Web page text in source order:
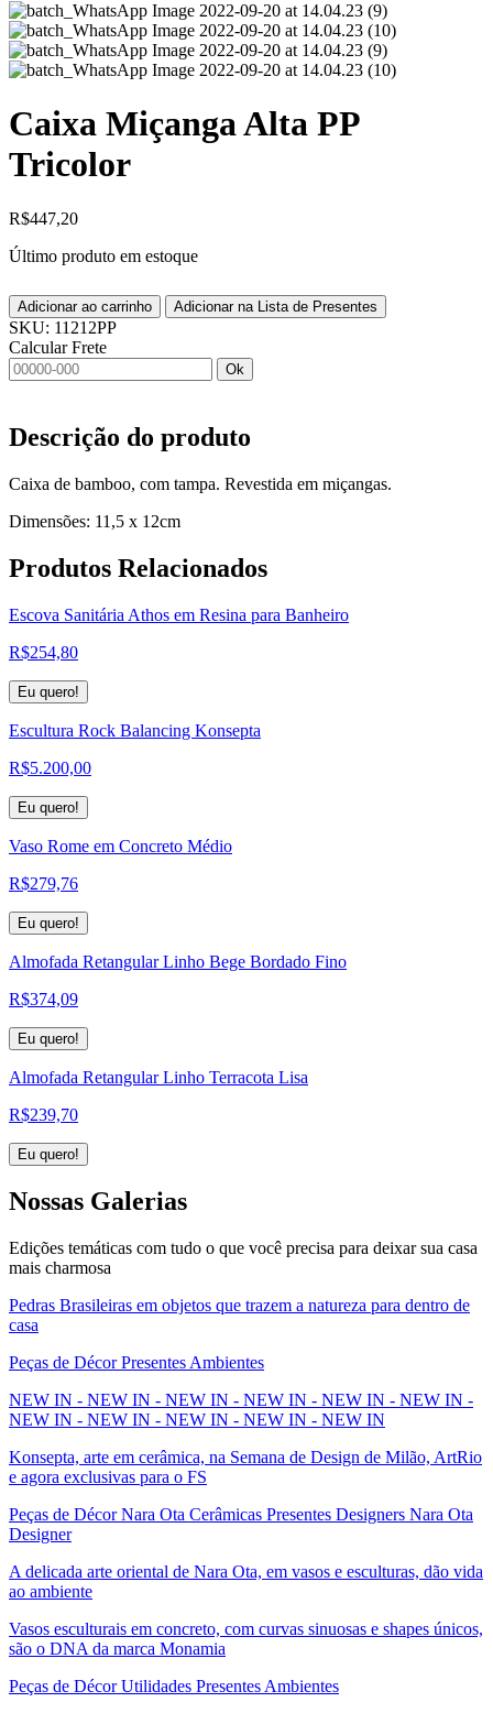
Caixa Miçanga Alta PP
Tricolor
R$447,20
Último produto em estoque
Adicionar ao carrinho Adicionar na Lista de Presentes
SKU: 11212PP
Calcular Frete
Ok
Descrição do produto
Caixa de bamboo, com tampa. Revestida em miçangas.
Dimensões: 11,5 x 12cm
Produtos Relacionados
Escova Sanitária Athos em Resina para Banheiro
R$254,80
Eu quero!
Escultura Rock Balancing Konsepta
R$5.200,00
Eu quero!
Vaso Rome em Concreto Médio
R$279,76
Eu quero!
Almofada Retangular Linho Bege Bordado Fino
R$374,09
Eu quero!
Almofada Retangular Linho Terracota Lisa
R$239,70
Eu quero!
Nossas Galerias
Edições temáticas com tudo o que você precisa para deixar sua casa
mais charmosa
Pedras Brasileiras em objetos que trazem a natureza para dentro de
casa
Peças de Décor Presentes Ambientes
NEW IN - NEW IN - NEW IN - NEW IN - NEW IN - NEW IN -
NEW IN - NEW IN - NEW IN - NEW IN - NEW IN
Konsepta, arte em cerâmica, na Semana de Design de Milão, ArtRio
e agora exclusivas para o FS
Peças de Décor Nara Ota Cerâmicas Presentes Designers Nara Ota
Designer
A delicada arte oriental de Nara Ota, em vasos e esculturas, dão vida
ao ambiente
Vasos esculturais em concreto, com curvas sinuosas e shapes únicos,
são o DNA da marca Monamia
Peças de Décor Utilidades Presentes Ambientes